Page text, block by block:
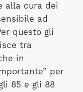
alla cura dei
ad
questo gli
tra
in
per
85 e gli 88